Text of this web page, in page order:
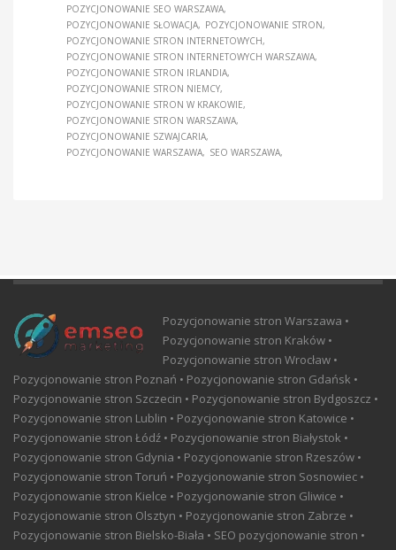
POZYCJONOWANIE SEO WARSZAWA
POZYCJONOWANIE SŁOWACJA
POZYCJONOWANIE STRON
POZYCJONOWANIE STRON INTERNETOWYCH
POZYCJONOWANIE STRON INTERNETOWYCH WARSZAWA
POZYCJONOWANIE STRON IRLANDIA
POZYCJONOWANIE STRON NIEMCY
POZYCJONOWANIE STRON W KRAKOWIE
POZYCJONOWANIE STRON WARSZAWA
POZYCJONOWANIE SZWAJCARIA
POZYCJONOWANIE WARSZAWA
SEO WARSZAWA
Pozycjonowanie stron Warszawa •
Pozycjonowanie stron Kraków •
Pozycjonowanie stron Wrocław •
Pozycjonowanie stron Poznań • Pozycjonowanie stron Gdańsk •
Pozycjonowanie stron Szczecin • Pozycjonowanie stron Bydgoszcz •
Pozycjonowanie stron Lublin • Pozycjonowanie stron Katowice •
Pozycjonowanie stron Łódź • Pozycjonowanie stron Białystok •
Pozycjonowanie stron Gdynia • Pozycjonowanie stron Rzeszów •
Pozycjonowanie stron Toruń • Pozycjonowanie stron Sosnowiec •
Pozycjonowanie stron Kielce • Pozycjonowanie stron Gliwice •
Pozycjonowanie stron Olsztyn • Pozycjonowanie stron Zabrze •
Pozycjonowanie stron Bielsko-Biała • SEO pozycjonowanie stron •